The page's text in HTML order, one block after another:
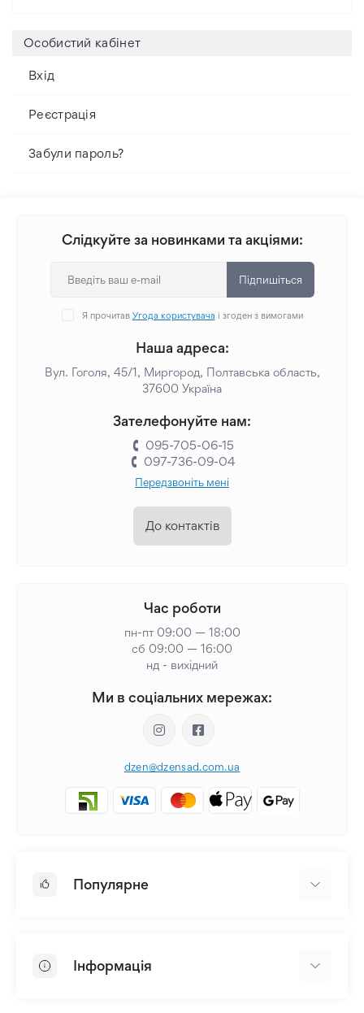
Особистий кабінет
Вхід
Реєстрація
Забули пароль?
Слідкуйте за новинками та акціями:
Підпишіться
Я прочитав Угода користувача і згоден з вимогами
Наша адреса:
Вул. Гоголя, 45/1, Миргород, Полтавська область,
37600 Україна
Зателефонуйте нам:
095-705-06-15
097-736-09-04
Передзвоніть мені
До контактів
Час роботи
пн-пт 09:00 — 18:00
сб 09:00 — 16:00
нд - вихідний
Ми в соціальних мережах:
dzen@dzensad.com.ua
Популярне
Лілія
Інформація